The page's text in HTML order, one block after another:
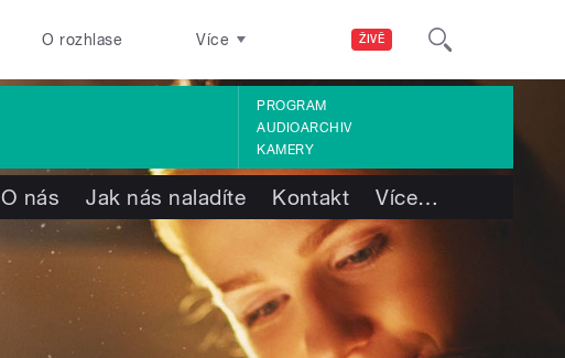
ŽIVĚ
O rozhlase Více
PROGRAM
AUDIOARCHIV
KAMERY
O nás Jak nás naladíte Kontakt Více…